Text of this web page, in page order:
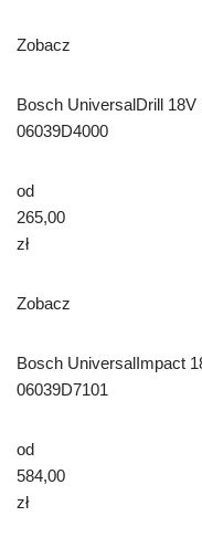
Zobacz
Bosch UniversalDrill 18V
06039D4000
od
265,00
zł
Zobacz
Bosch UniversalImpact
06039D7101
od
584,00
zł